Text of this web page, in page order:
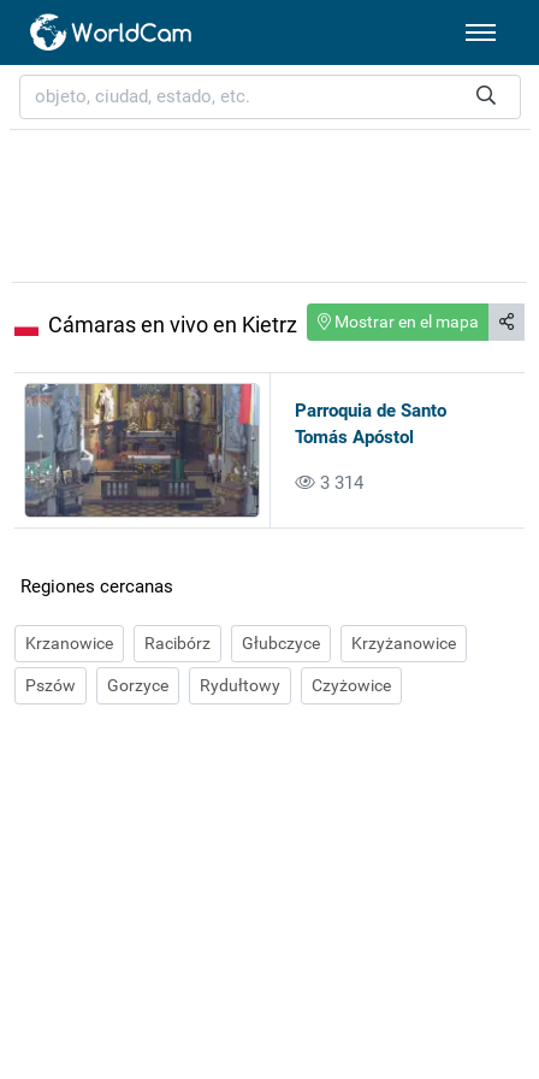
Cámaras en vivo en Kietrz Mostrar en el mapa
Parroquia de Santo
Tomás Apóstol
3 314
Regiones cercanas
Krzanowice Racibórz Głubczyce Krzyżanowice
Pszów Gorzyce Rydułtowy Czyżowice